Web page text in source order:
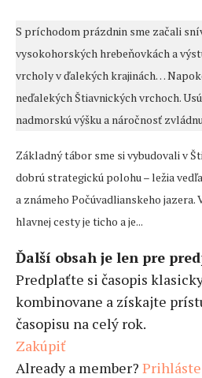
S príchodom prázdnin sme začali
vysokohorských hrebeňovkách a
vrcholy v ďalekých krajinách…
neďalekých Štiavnických vrchoch.
nadmorskú výšku a náročnosť
Základný tábor sme si vybudovali v
dobrú strategickú polohu – ležia
a známeho Počúvadlianskeho jazera.
hlavnej cesty je ticho a je...
Ďalší obsah je len pre
Predplaťte si časopis
kombinovane a získajte
časopisu na celý rok.
Zakúpiť
Already a member? Prihláste